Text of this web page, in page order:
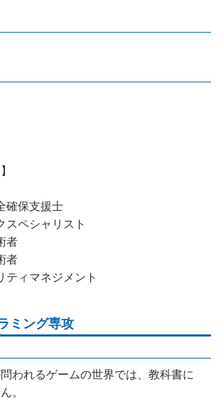
確保支援士
スペシャリスト
者
者
ティマネジメント
ミング専攻
われるゲームの世界では、教科書に
。